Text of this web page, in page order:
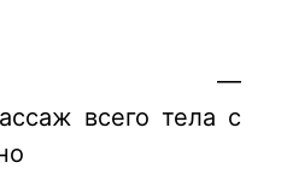
всего тела с